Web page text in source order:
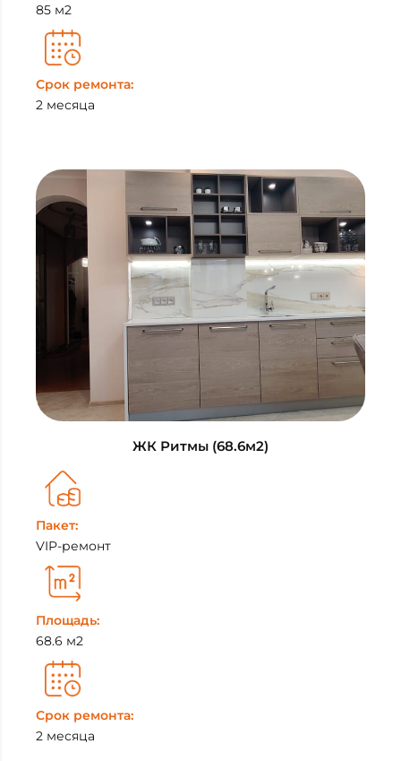
85 м2
Срок ремонта:
2 месяца
ЖК Ритмы (68.6м2)
Пакет:
VIP-ремонт
Площадь:
68.6 м2
Срок ремонта:
2 месяца